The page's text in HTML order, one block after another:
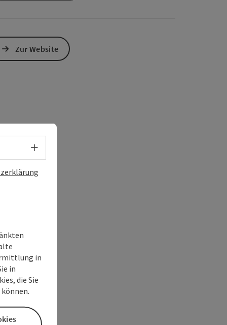
Zur Website
Sprachwahl - Menü öffnen
in
in
die Sie